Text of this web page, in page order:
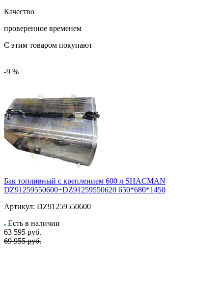
Качество
проверенное временем
С этим товаром покупают
-9 %
Бак топливный с креплением 600 л SHACMAN
DZ91259550600+DZ91259550620 650*680*1450
Артикул: DZ91259550600
Есть в наличии
63 595 руб.
69 955 руб.